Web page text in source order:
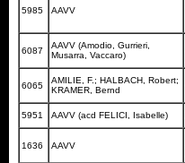
5985 AAVV
6087
AAVV (Amodio, Gurrieri,
Musarra, Vaccaro)
6065
AMILIE, F.; HALBACH, Robert;
KRAMER, Bernd
5951 AAVV (acd FELICI, Isabelle)
1636 AAVV